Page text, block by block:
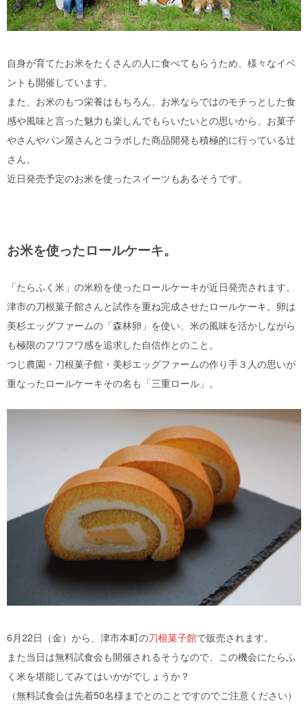
自身が育てたお米をたくさんの人に食べてもらうため、様々なイベ
ントも開催しています。
また、お米のもつ栄養はもちろん、お米ならではのモチっとした食
感や風味と言った魅力も楽しんでもらいたいとの思いから、お菓子
やさんやパン屋さんとコラボした商品開発も積極的に行っている辻
さん。
近日発売予定のお米を使ったスイーツもあるそうです。
お米を使ったロールケーキ。
「たらふく米」の米粉を使ったロールケーキが近日発売されます。
津市の刀根菓子館さんと試作を重ね完成させたロールケーキ。卵は
美杉エッグファームの「森林卵」を使い、米の風味を活かしながら
も極限のフワフワ感を追求した自信作とのこと。
つじ農園・刀根菓子館・美杉エッグファームの作り手３人の思いが
重なったロールケーキその名も「三重ロール」。
6月22日（金）から、津市本町の刀根菓子館で販売されます。
また当日は無料試食会も開催されるそうなので、この機会にたらふ
く米を堪能してみてはいかがでしょうか？
（無料試食会は先着50名様までとのことですのでご注意ください）